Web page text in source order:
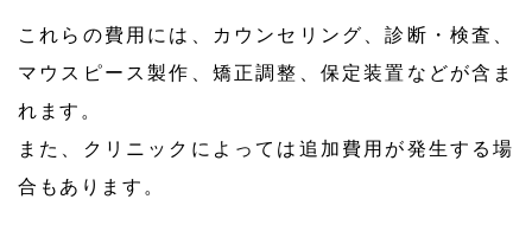
これらの費用には、カウンセリング、診断・検査、
マウスピース製作、矯正調整、保定装置などが含ま
れます。
また、クリニックによっては追加費用が発生する場
合もあります。